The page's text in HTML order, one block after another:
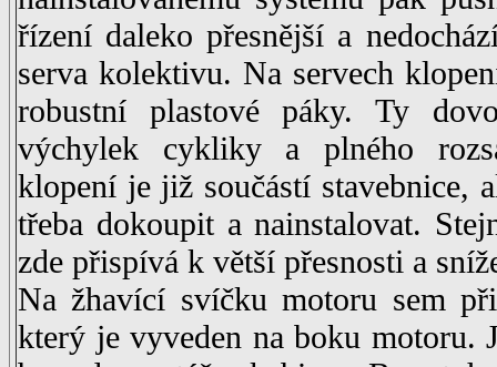
řízení daleko přesnější a
serva kolektivu. Na servech
robustní plastové páky. Ty
výchylek cykliky a plného
klopení je již součástí stavebnice,
třeba dokoupit a nainstalovat.
zde přispívá k větší přesnosti a
Na žhavící svíčku motoru sem
který je vyveden na boku motoru.